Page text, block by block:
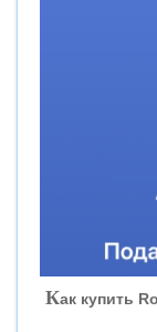
«БАНК
Как купить